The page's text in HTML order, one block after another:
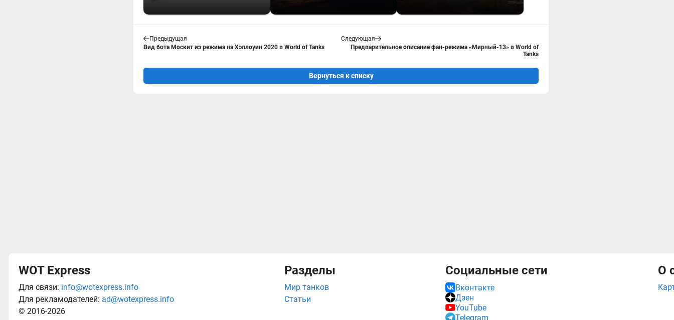
Предыдущая
Вид бота Москит из режима на Хэллоуин 2020 в World of Tanks
Следующая
Предварительное описание фан-режима «Мирный-13» в World of
Tanks
Вернуться к списку
WOT Express
Для связи: info@wotexpress.info
Для рекламодателей: ad@wotexpress.info
© 2016-2026
Разделы
Мир танков
Статьи
Социальные сети
Вконтакте
Дзен
YouTube
Telegram
О